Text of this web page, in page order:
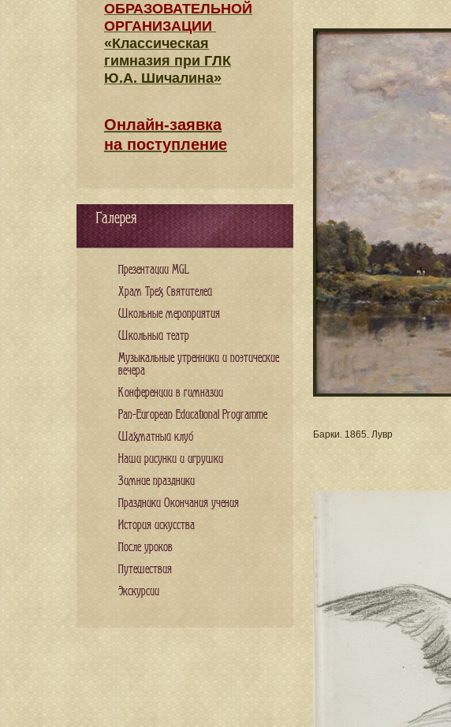
Барки. 1865. Лувр
ОБРАЗОВАТЕЛЬНОЙ
ОРГАНИЗАЦИИ
«Классическая
гимназия при ГЛК
Ю.А. Шичалина»
Онлайн-заявка
на поступление
Галерея
Презентации MGL
Храм Трех Святителей
Школьные мероприятия
Школьный театр
Музыкальные утренники и поэтические
вечера
Конференции в гимназии
Pan-European Educational Programme
Шахматный клуб
Наши рисунки и игрушки
Зимние праздники
Праздники Окончания учения
История искусства
После уроков
Путешествия
Экскурсии